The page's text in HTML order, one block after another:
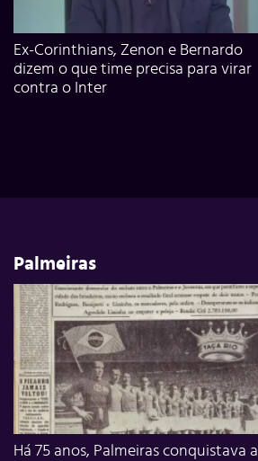
Ex-Corinthians, Zenon e Bernardo
dizem o que time precisa para virar
contra o Inter
Palmeiras
Há 75 anos, Palmeiras conquistava a